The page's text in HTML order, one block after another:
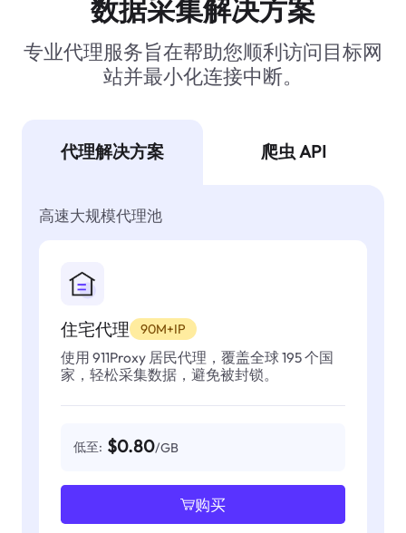
数据采集解决方案
专业代理服务旨在帮助您顺利访问目标网
站并最小化连接中断。
代理解决方案 爬虫 API
高速大规模代理池
住宅代理 90M+IP
使用 911Proxy 居民代理，覆盖全球 195 个国
家，轻松采集数据，避免被封锁。
低至: $0.80/GB
购买